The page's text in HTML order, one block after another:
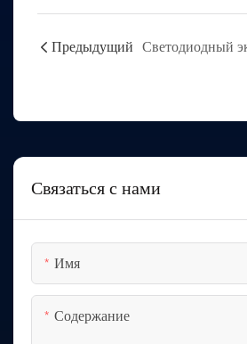
Предыдущий Светодиодный
Связаться с нами
Имя
Содержание